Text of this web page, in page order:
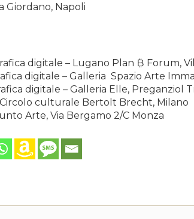
Giordano, Napoli
digitale – Lugano Plan ₿ Forum,
digitale – Galleria Spazio Arte
digitale – Galleria Elle, Preganziol
culturale Bertolt Brecht, Milano
Arte, Via Bergamo 2/C Monza